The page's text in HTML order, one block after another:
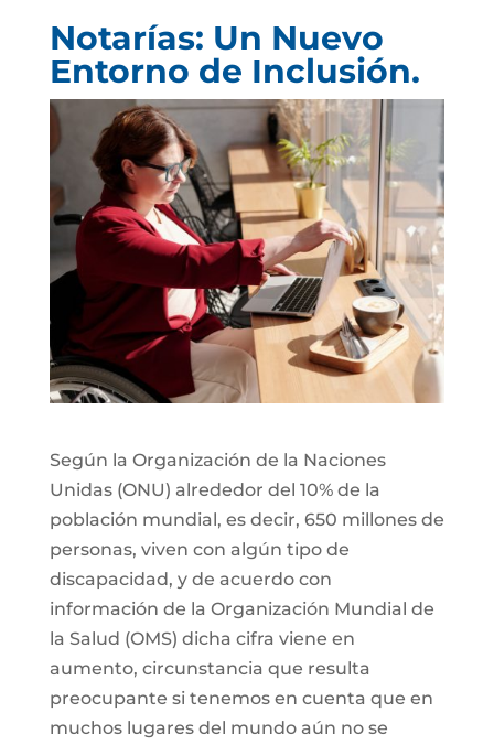
Notarías: Un Nuevo
Entorno de Inclusión.
Según la Organización de la Naciones
Unidas (ONU) alrededor del 10% de la
población mundial, es decir, 650 millones de
personas, viven con algún tipo de
discapacidad, y de acuerdo con
información de la Organización Mundial de
la Salud (OMS) dicha cifra viene en
aumento, circunstancia que resulta
preocupante si tenemos en cuenta que en
muchos lugares del mundo aún no se